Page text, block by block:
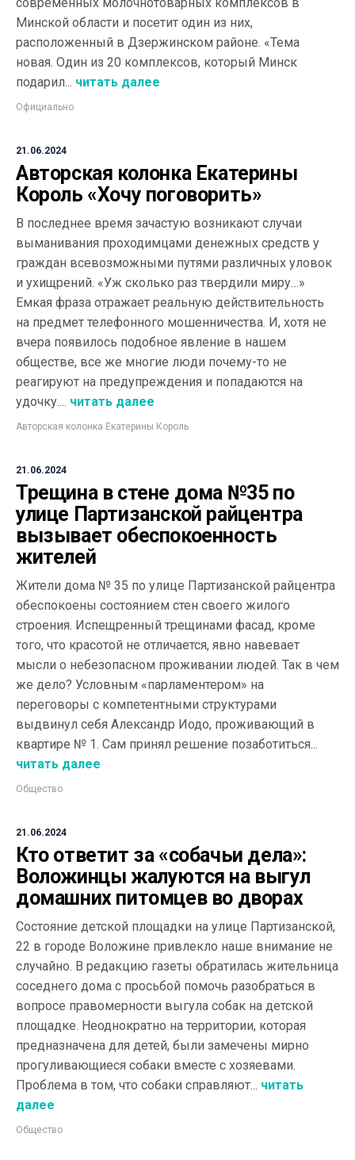
Минской области и посетит один из них,
расположенный в Дзержинском районе. «Тема
новая. Один из 20 комплексов, который Минск
подарил... читать далее
Официально
21.06.2024
Авторская колонка Екатерины
Король «Хочу поговорить»
В последнее время зачастую возникают случаи
выманивания проходимцами денежных средств у
граждан всевозможными путями различных уловок
и ухищрений. «Уж сколько раз твердили миру…»
Емкая фраза отражает реальную действительность
на предмет телефонного мошенничества. И, хотя не
вчера появилось подобное явление в нашем
обществе, все же многие люди почему-то не
реагируют на предупреждения и попадаются на
удочку.... читать далее
Авторская колонка Екатерины Король
21.06.2024
Трещина в стене дома №35 по
улице Партизанской райцентра
вызывает обеспокоенность
жителей
Жители дома № 35 по улице Партизанской райцентра
обеспокоены состоянием стен своего жилого
строения. Испещренный трещинами фасад, кроме
того, что красотой не отличается, явно навевает
мысли о небезопасном проживании людей. Так в чем
же дело? Условным «парламентером» на
переговоры с компетентными структурами
выдвинул себя Александр Иодо, проживающий в
квартире № 1. Сам принял решение позаботиться...
читать далее
Общество
21.06.2024
Кто ответит за «собачьи дела»:
Воложинцы жалуются на выгул
домашних питомцев во дворах
Состояние детской площадки на улице Партизанской,
22 в городе Воложине привлекло наше внимание не
случайно. В редакцию газеты обратилась жительница
соседнего дома с просьбой помочь разобраться в
вопросе правомерности выгула собак на детской
площадке. Неоднократно на территории, которая
предназначена для детей, были замечены мирно
прогуливающиеся собаки вместе с хозяевами.
Проблема в том, что собаки справляют... читать
далее
Общество